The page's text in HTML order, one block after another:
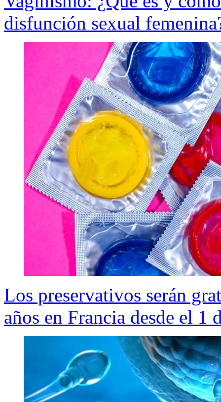
disfunción sexual
Los preservativos serán
años en Francia desde el 1